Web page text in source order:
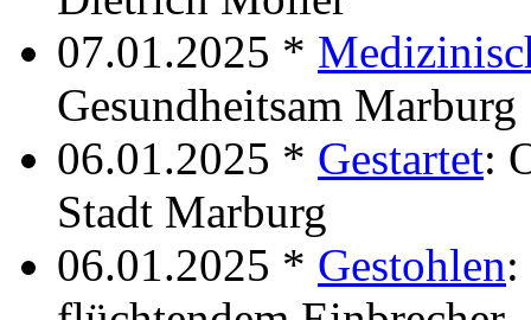
07.01.2025 *
Gesundheitsam Marburg
06.01.2025 * Gestartet:
Stadt Marburg
06.01.2025 * Gestohlen: